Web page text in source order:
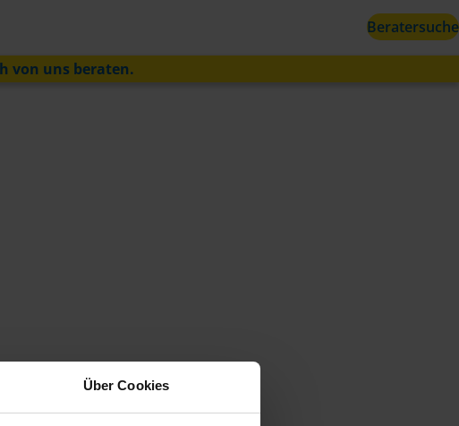
Über Cookies
Beratersuche
von uns beraten.